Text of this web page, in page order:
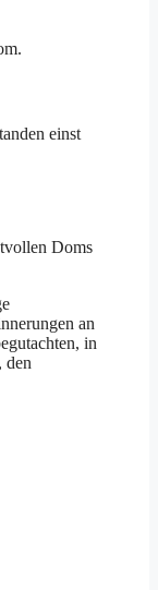
einst
Doms
an
in
den